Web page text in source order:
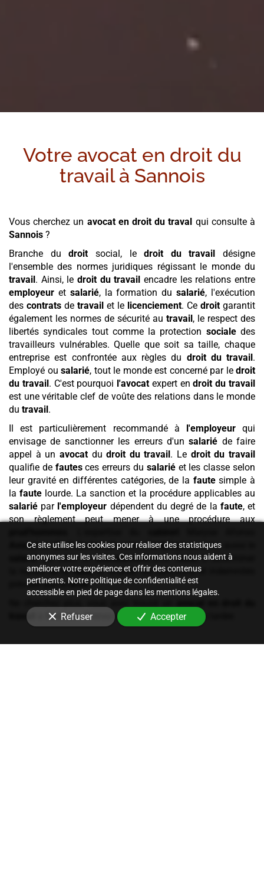
Votre avocat en droit du
travail à Sannois
Vous cherchez un avocat en droit du traval qui consulte à
Sannois ?
Branche dudroit social, ledroit du travail
désigne
l'ensemble des normes juridiques régissant le monde du
travail . Ainsi, le droit du travail encadre les relations entre
employeur et salarié, la formation dusalarié, l'exécution
des contrats de travail et le licenciement. Ce droit garantit
également les normes de sécurité au travail , le respect des
libertés syndicales tout comme la protection socialedes
travailleurs vulnérables. Quelle que soit sa taille, chaque
entreprise est confrontée aux règles du droit du travail .
Employé ou salarié, tout le monde est concerné par le droit
du travail . C'est pourquoi l'avocat expert endroit du travail
est une véritable clef de voûte des relations dans le monde
du travail .
Il est particulièrement recommandé à
l'employeurqui
envisage de sanctionner les erreurs d'unsalarié de faire
appel à un avocatdudroit du travail . Le droit du travail
qualifie de fautesces erreurs du salariéet les classe selon
leur gravité en différentes catégories, de la fautesimple à
la faute lourde. La sanction et la procédure applicables au
salarié par l'employeur dépendent du degré de la faute, et
son règlement peut mener à une procédure aux
Avocatendroit du travail aideral'employeur, mais aussi le
salariéqui subit unlicenciementpourfaute, à déterminer
la nature de lafauteet évaluer les sanctions et indemnités
prévues par ledroit
travail
Sannois. Prenez rendez-vous sans plus tarder.
Ce site utilise les cookies pour réaliser des statistiques
anonymes sur les visites. Ces informations nous aident à
améliorer votre expérience et offrir des contenus
pertinents. Notre politique de confidentialité est
accessible en pied de page dans les mentions légales.
Refuser Accepter